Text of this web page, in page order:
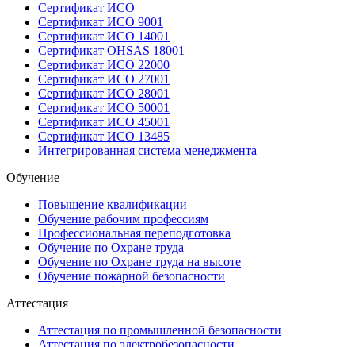
Сертификат ИСО
Сертификат ИСО 9001
Сертификат ИСО 14001
Сертификат OHSAS 18001
Сертификат ИСО 22000
Сертификат ИСО 27001
Сертификат ИСО 28001
Сертификат ИСО 50001
Сертификат ИСО 45001
Сертификат ИСО 13485
Интегрированная система менеджмента
Обучение
Повышение квалификации
Обучение рабочим профессиям
Профессиональная переподготовка
Обучение по Охране труда
Обучение по Охране труда на высоте
Обучение пожарной безопасности
Аттестация
Аттестация по промышленной безопасности
Аттестация по электробезопасности